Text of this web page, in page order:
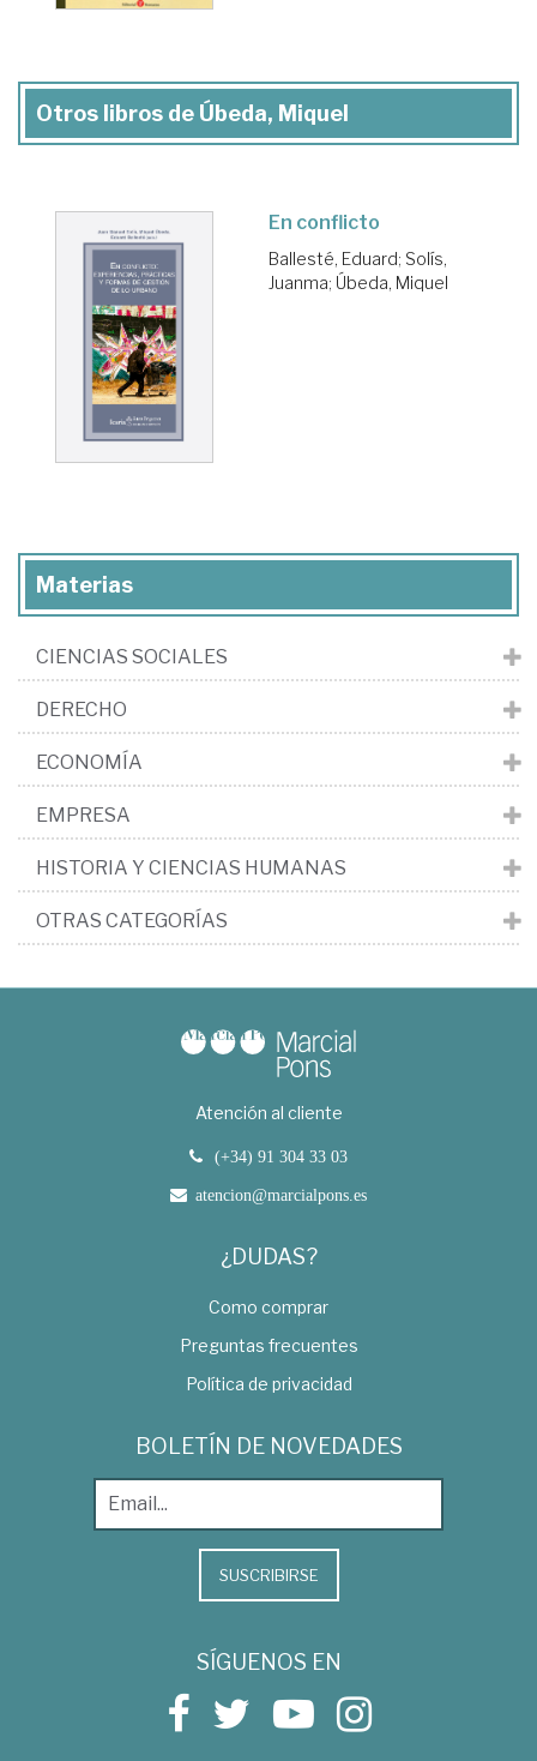
Otros libros de Úbeda, Miquel
En conflicto
Ballesté, Eduard; Solís,
Juanma; Úbeda, Miquel
Materias
CIENCIAS SOCIALES
DERECHO
ECONOMÍA
EMPRESA
HISTORIA Y CIENCIAS HUMANAS
OTRAS CATEGORÍAS
Atención al cliente
(+34) 91 304 33 03
atencion@marcialpons.es
¿DUDAS?
Como comprar
Preguntas frecuentes
Política de privacidad
BOLETÍN DE NOVEDADES
SUSCRIBIRSE
SÍGUENOS EN